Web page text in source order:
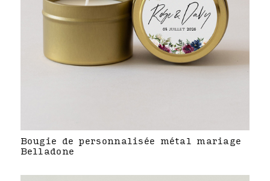
Bougie de personnalisée métal mariage
Belladone